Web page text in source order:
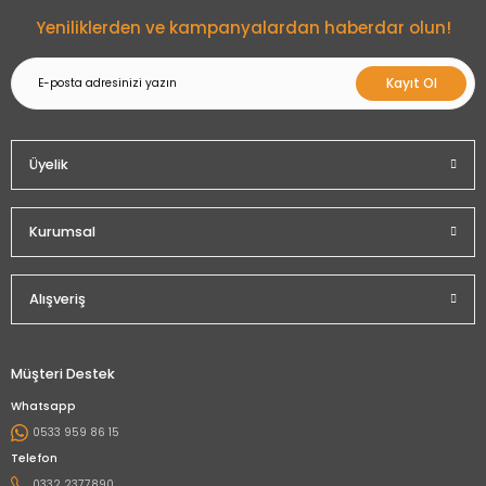
Yeniliklerden ve kampanyalardan haberdar olun!
Kayıt Ol
Üyelik
Kurumsal
Alışveriş
Müşteri Destek
Whatsapp
0533 959 86 15
Telefon